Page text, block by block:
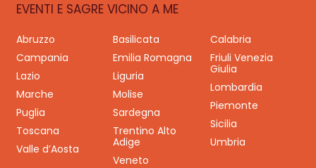
EVENTI E SAGRE VICINO A ME
Abruzzo Basilicata
Calabria
Campania
Emilia Romagna
Friuli Venezia
Giulia
Lazio
Liguria
Lombardia
Marche
Molise
Piemonte
Puglia
Sardegna
Sicilia
Toscana
Trentino Alto
Adige
Umbria
Valle d’Aosta
Veneto